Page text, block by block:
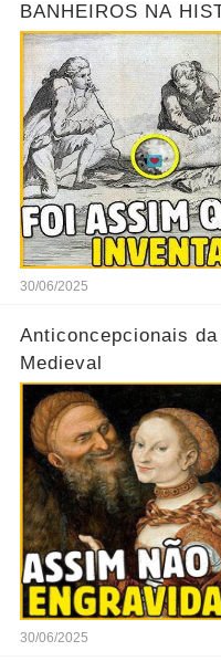
BANHEIROS NA
30/06/2025
Anticoncepcionais
Medieval
30/06/2025